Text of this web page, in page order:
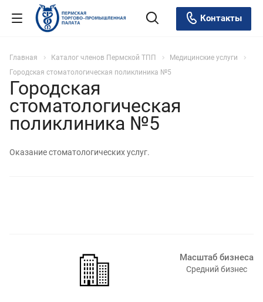
Контакты
Главная Каталог членов Пермской ТПП
Медицинские услуги
Городская стоматологическая поликлиника №5
Городская
стоматологическая
поликлиника №5
Оказание стоматологических услуг.
Масштаб бизнеса
Средний бизнес